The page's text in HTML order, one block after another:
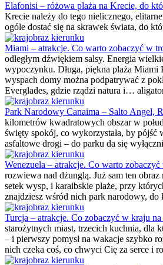
Elafonisi – różowa plaża na Krecie, do
Krecie należy do tego nielicznego,
ogóle dostać się na skrawek świata, do
Miami – atrakcje. Co warto zobaczyć w
odległym dźwiękiem salsy. Energia
wypoczynku. Długa, piękna plaża Miami
wyspach domy można podpatrywać z
Everglades, gdzie rządzi natura i…
Park Narodowy Canaima – Salto Angel,
kilometrów kwadratowych obszar w
święty spokój, co wykorzystała, by pójść
asfaltowe drogi – do parku da się
Wenezuela – atrakcje. Co warto
rozwiewa nad dżunglą. Już sam ten
setek wysp, i karaibskie plaże, przy
znajdziesz wśród nich park narodowy, do
Turcja – atrakcje. Co zobaczyć w kraju
starożytnych miast, trzecich kuchnia, dla
– i pierwszy pomysł na wakacje szybko
nich czeka coś, co chwyci Cię za serce i